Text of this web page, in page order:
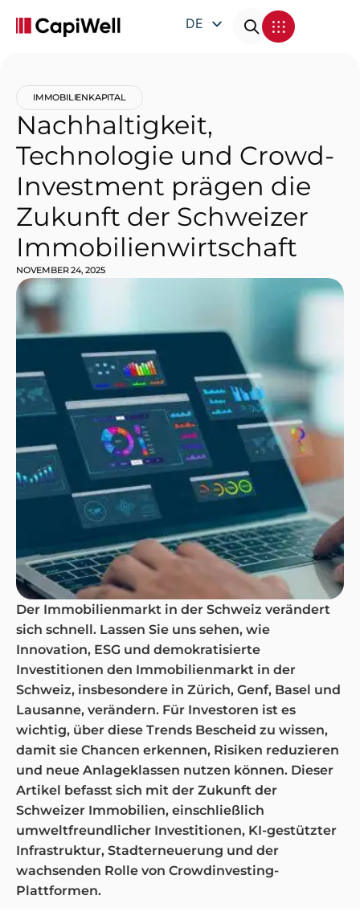
DE
IMMOBILIENKAPITAL
Nachhaltigkeit,
Technologie und Crowd-
Investment prägen die
Zukunft der Schweizer
Immobilienwirtschaft
NOVEMBER 24, 2025
Der Immobilienmarkt in der Schweiz verändert
sich schnell. Lassen Sie uns sehen, wie
Innovation, ESG und demokratisierte
Investitionen den Immobilienmarkt in der
Schweiz, insbesondere in Zürich, Genf, Basel und
Lausanne, verändern. Für Investoren ist es
wichtig, über diese Trends Bescheid zu wissen,
damit sie Chancen erkennen, Risiken reduzieren
und neue Anlageklassen nutzen können. Dieser
Artikel befasst sich mit der Zukunft der
Schweizer Immobilien, einschließlich
umweltfreundlicher Investitionen, KI-gestützter
Infrastruktur, Stadterneuerung und der
wachsenden Rolle von Crowdinvesting-
Plattformen.